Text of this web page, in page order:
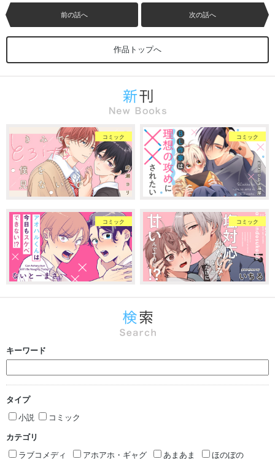
前の話へ 次の話へ
作品トップへ
コミック コミック
コミック コミック
キーワード
タイプ
小説
コミック
カテゴリ
ラブコメディ
アホアホ・ギャグ あまあま
ほのぼの